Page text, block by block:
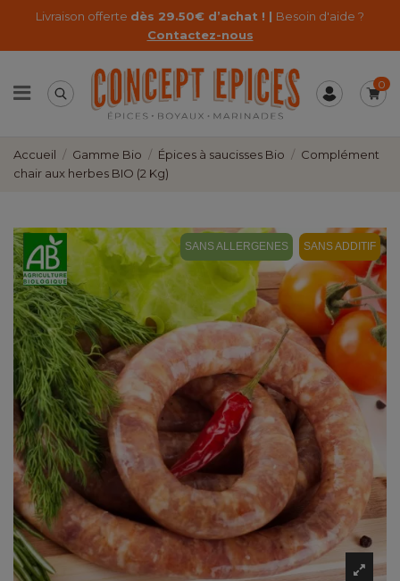
Livraison offerte dès 29.50€ d’achat ! | Besoin d'aide ?
Contactez-nous
0
Accueil Gamme Bio Épices à saucisses Bio
Complément
chair aux herbes BIO (2 Kg)
SANS ALLERGENES SANS ADDITIF